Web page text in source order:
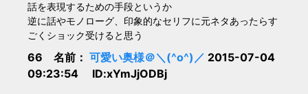
話を表現するための手段というか
逆に話やモノローグ、印象的なセリフに元ネタあったらす
ごくショック受けると思う
66 名前： 可愛い奥様＠＼(^o^)／ 2015-07-04
09:23:54 ID:xYmJjODBj